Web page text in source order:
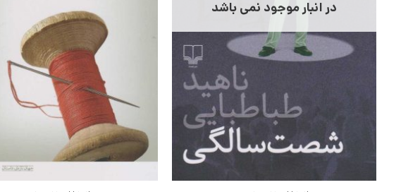
در انبار موجود نمی باشد